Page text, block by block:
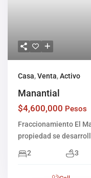
Casa,Venta,Activo
Manantial
$4,600,000 Pesos
Fraccionamiento El
propiedad se
2 3